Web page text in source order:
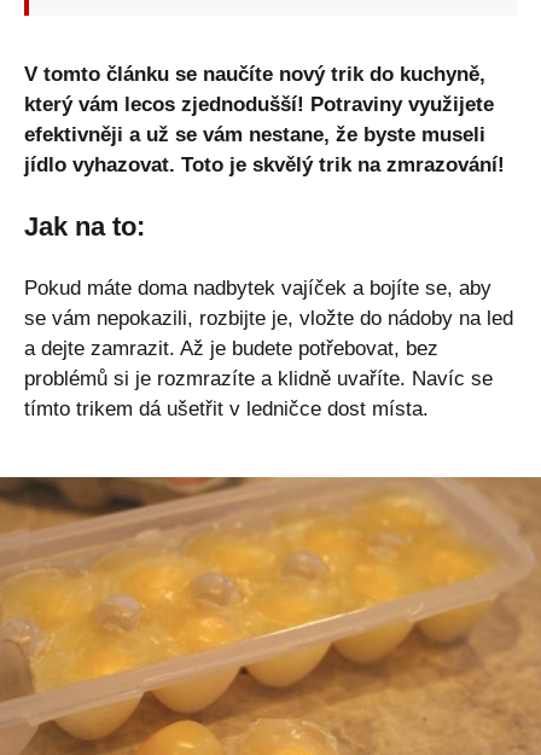
V tomto článku se naučíte nový trik do kuchyně,
který vám lecos zjednodušší! Potraviny využijete
efektivněji a už se vám nestane, že byste museli
jídlo vyhazovat. Toto je skvělý trik na zmrazování!
Jak na to:
Pokud máte doma nadbytek vajíček a bojíte se, aby
se vám nepokazili, rozbijte je, vložte do nádoby na led
a dejte zamrazit. Až je budete potřebovat, bez
problémů si je rozmrazíte a klidně uvaříte. Navíc se
tímto trikem dá ušetřit v ledničce dost místa.